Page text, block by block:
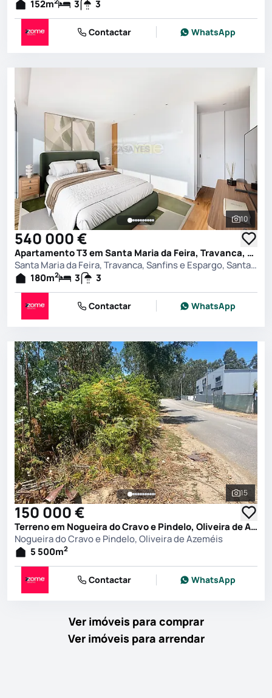
152m 3 3
Contactar WhatsApp
Ver
10
540 000 €
Apartamento T3 em Santa Maria da Feira, Travanca, Sanfins e Espargo, Santa Maria da Feira
Santa Maria da Feira, Travanca, Sanfins e Espargo, Santa Maria da Feira
180m2 3 3
Contactar WhatsApp
Ver
15
150 000 €
Terreno em Nogueira do Cravo e Pindelo, Oliveira de Azeméis
Nogueira do Cravo e Pindelo, Oliveira de Azeméis
5 500m2
Contactar WhatsApp
Ver imóveis para comprar
Ver imóveis para arrendar